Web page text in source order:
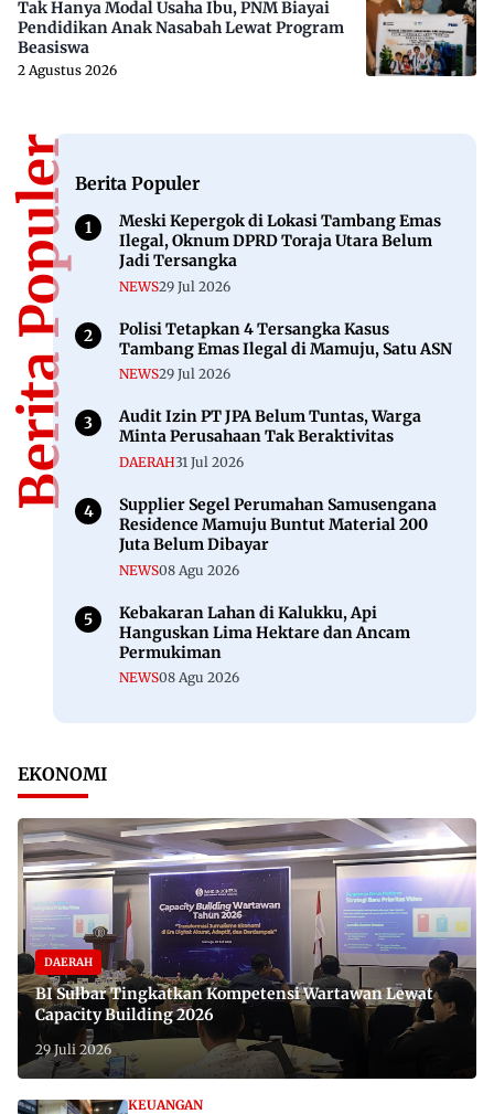
Tak Hanya Modal Usaha Ibu, PNM Biayai
Pendidikan Anak Nasabah Lewat Program
Beasiswa
2 Agustus 2026
Berita PopulerBerita Populer
Meski Kepergok di Lokasi Tambang Emas
Ilegal, Oknum DPRD Toraja Utara Belum
Jadi Tersangka
NEWS29 Jul 2026
Polisi Tetapkan 4 Tersangka Kasus
Tambang Emas Ilegal di Mamuju, Satu ASN
NEWS29 Jul 2026
Audit Izin PT JPA Belum Tuntas, Warga
Minta Perusahaan Tak Beraktivitas
DAERAH31 Jul 2026
Supplier Segel Perumahan Samusengana
Residence Mamuju Buntut Material 200
Juta Belum Dibayar
NEWS08 Agu 2026
Kebakaran Lahan di Kalukku, Api
Hanguskan Lima Hektare dan Ancam
Permukiman
NEWS08 Agu 2026
EKONOMI
DAERAH
BI Sulbar Tingkatkan Kompetensi Wartawan Lewat
Capacity Building 2026
29 Juli 2026
KEUANGAN